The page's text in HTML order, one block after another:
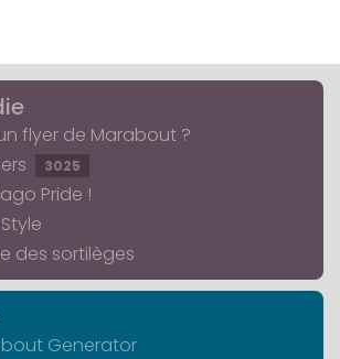
flyer de Marabout ?
3025
Pride !
des sortilèges
Generator